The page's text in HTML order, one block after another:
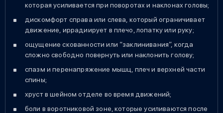
которая усиливается при поворотах и наклонах головы;
дискомфорт справа или слева, который ограничивает
движение, иррадиирует в плечо, лопатку или руку;
ощущение скованности или “заклинивания”, когда
сложно свободно повернуть или наклонить голову;
спазм и перенапряжение мышц, плеч и верхней части
спины;
хруст в шейном отделе во время движений;
боли в воротниковой зоне, которые усиливаются после